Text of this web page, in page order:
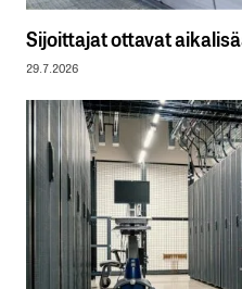
Sijoittajat ottavat
29.7.2026